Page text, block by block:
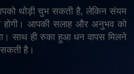
थोड़ी चुभ सकती है,लेकिन संयम
होगी। आपकी सलाह और अनुभव को
साथ ही रुका हुआ धन वापस मिलने
है।